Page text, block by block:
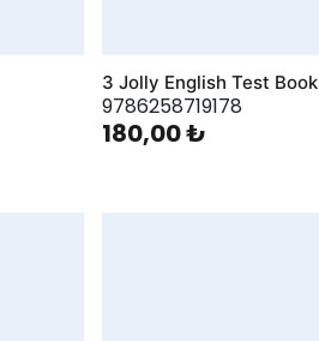
3 Jolly English Test Book
9786258719178
180,00 ₺